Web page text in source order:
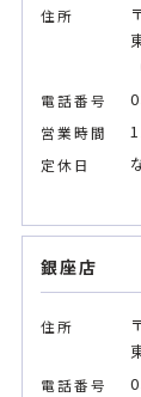
中国
全国
住所
電話番号
営業時間
定休日
銀座店
住所
電話番号